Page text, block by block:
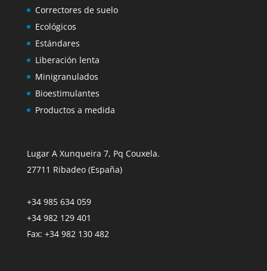
Correctores de suelo
Ecológicos
Estándares
Liberación lenta
Minigranulados
Bioestimulantes
Productos a medida
Lugar A Xunqueira 7, Pq Couxela.
27711 Ribadeo (España)
+34 985 634 059
+34 982 129 401
Fax: +34 982 130 482